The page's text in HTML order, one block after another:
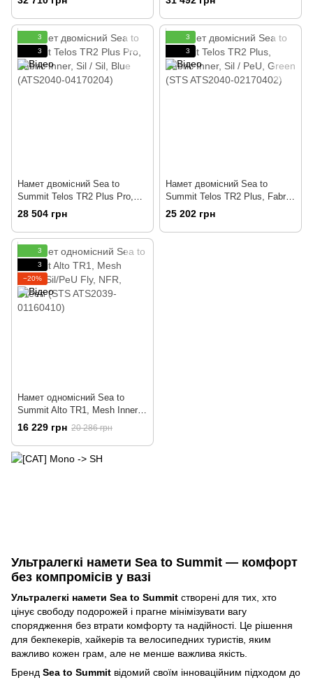
03180207)
ATS2040-02180406)
3
3
Намет двомісний Sea to
Summit Telos TR2 Plus Pro,
Fabric Inner, Sil / Sil, Blue
(ATS2040-04170204)
28 504 грн
3
3
Намет двомісний Sea to
Summit Telos TR2 Plus, Fabric
Inner, Sil / PeU, Green (STS
ATS2040-02170402)
25 202 грн
3
3
−20%
Намет одномісний Sea to
Summit Alto TR1, Mesh Inner,
Sil/PeU Fly, NFR, Green (STS
ATS2039-01160410)
16 229 грн 20 286 грн
Ультралегкі намети Sea to Summit — комфорт
без компромісів у вазі
Ультралегкі намети Sea to Summit створені для тих, хто
цінує свободу подорожей і прагне мінімізувати вагу
спорядження без втрати комфорту та надійності. Це рішення
для бекпекерів, хайкерів та велосипедних туристів, яким
важливо кожен грам, але не менше важлива якість.
Бренд Sea to Summit відомий своїм інноваційним підходом до